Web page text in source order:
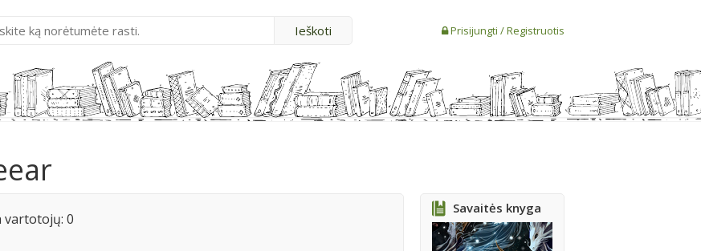
Prisijungti /Registruotis
Savaitės knyga
vartotojų: 0